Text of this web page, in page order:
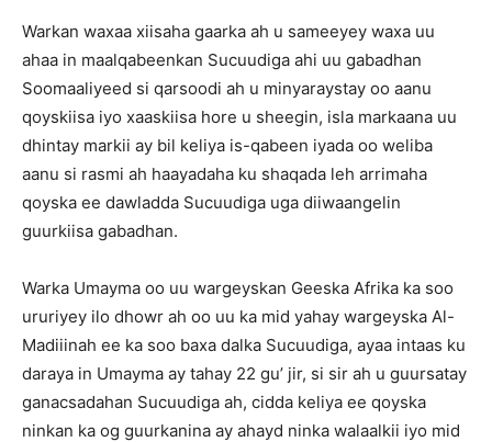
Warkan waxaa xiisaha gaarka ah u sameeyey waxa uu
ahaa in maalqabeenkan Sucuudiga ahi uu gabadhan
Soomaaliyeed si qarsoodi ah u minyaraystay oo aanu
qoyskiisa iyo xaaskiisa hore u sheegin, isla markaana uu
dhintay markii ay bil keliya is-qabeen iyada oo weliba
aanu si rasmi ah haayadaha ku shaqada leh arrimaha
qoyska ee dawladda Sucuudiga uga diiwaangelin
guurkiisa gabadhan.
Warka Umayma oo uu wargeyskan Geeska Afrika ka soo
ururiyey ilo dhowr ah oo uu ka mid yahay wargeyska Al-
Madiiinah ee ka soo baxa dalka Sucuudiga, ayaa intaas ku
daraya in Umayma ay tahay 22 gu’ jir, si sir ah u guursatay
ganacsadahan Sucuudiga ah, cidda keliya ee qoyska
ninkan ka og guurkanina ay ahayd ninka walaalkii iyo mid